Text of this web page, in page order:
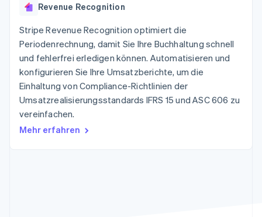
Beschleunigter
Financial
Connections
Verbundene
Finanzdaten
Mehr
Product roadmap
Ausblick
Radar
Creator Economy
Bewirtung, Reisen und
Freizeit
Versicherungen
Medien und
Unterhaltung
Gemeinnützige
Organisationen
Fachdienstleistungen
Bereitstellung und
Diensten mit Agenten
Ressourcen
App-Integrationen
API-Status
kontaktieren
Partner werden
Revenue Recognition
Stripe Revenue Recognition optimiert die
Periodenrechnung, damit Sie Ihre Buchhaltung schnell
und fehlerfrei erledigen können. Automatisieren und
konfigurieren Sie Ihre Umsatzberichte, um die
Einhaltung von Compliance-Richtlinien der
Umsatzrealisierungsstandards IFRS 15 und ASC 606 zu
vereinfachen.
Mehr erfahren